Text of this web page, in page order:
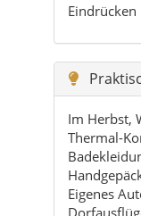
Thermal-
Eigenes
Abends
kann